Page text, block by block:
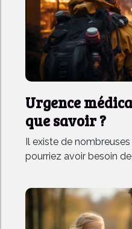
Urgence
que savoir ?
Il existe de
pourriez avoir besoin